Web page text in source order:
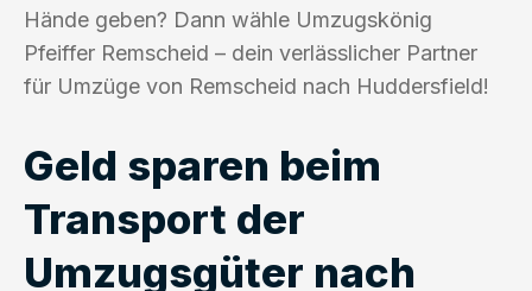
Hände geben? Dann wähle Umzugskönig
Pfeiffer Remscheid – dein verlässlicher Partner
für Umzüge von Remscheid nach Huddersfield!
Geld sparen beim
Transport der
Umzugsgüter nach